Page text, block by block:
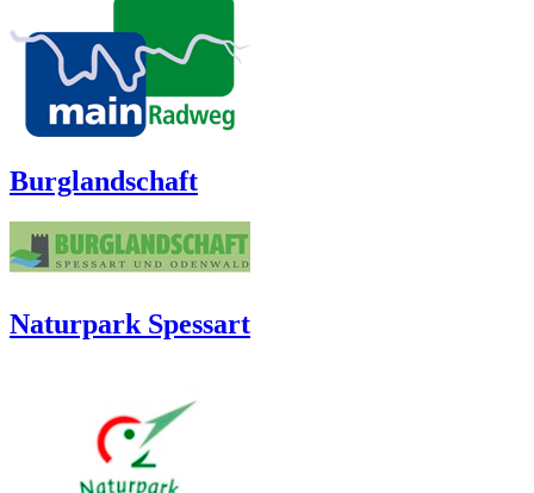
Burglandschaft
Naturpark Spessart